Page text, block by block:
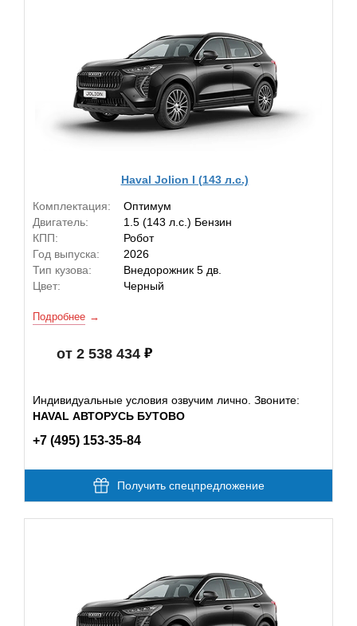
Haval Jolion I (143 л.с.)
Комплектация:
Оптимум
Двигатель:
1.5 (143 л.с.) Бензин
КПП:
Робот
Год выпуска:
2026
Тип кузова:
Внедорожник 5 дв.
Цвет:
Черный
Подробнее
от 2 538 434
Индивидуальные условия озвучим лично. Звоните:
HAVAL АВТОРУСЬ БУТОВО
+7 (495) 153-35-84
Получить спецпредложение